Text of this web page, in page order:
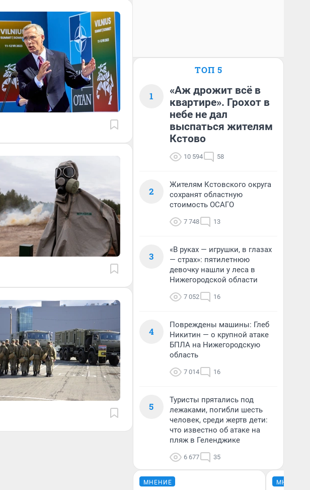
ТОП 5
1
«Аж дрожит всё в
квартире». Грохот в
небе не дал
выспаться жителям
Кстово
10 594 58
2
Жителям Кстовского округа
сохранят областную
стоимость ОСАГО
7 748 13
3
«В руках — игрушки, в глазах
— страх»: пятилетнюю
девочку нашли у леса в
Нижегородской области
7 052 16
4
Повреждены машины: Глеб
Никитин — о крупной атаке
БПЛА на Нижегородскую
область
7 014 16
5
Туристы прятались под
лежаками, погибли шесть
человек, среди жертв дети:
что известно об атаке на
пляж в Геленджике
6 677 35
МНЕНИЕ МНЕНИЕ